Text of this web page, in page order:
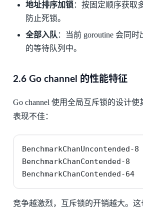
地址排序加锁 ：按固定顺序获取
防止死锁。
全部入队 ：当前 goroutine 会同时
的等待队列中。
2.6 Go channel 的性能特征
Go channel 使用全局互斥锁的设计
表现不佳：
BenchmarkChanContended-
竞争越激烈，互斥锁的开销越大。这